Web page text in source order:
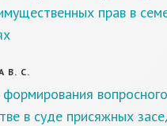
прав в
В. С.
в суде присяжных